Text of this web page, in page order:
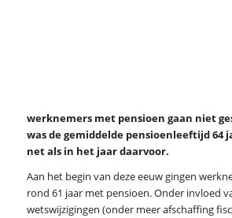
werknemers met pensioen gaan niet
was de gemiddelde pensioenleeftijd 64
net als in het jaar daarvoor.
Aan het begin van deze eeuw gingen
rond 61 jaar met pensioen. Onder invloed
wetswijzigingen (onder meer afschaffing